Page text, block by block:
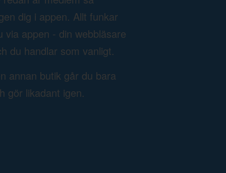
dig i appen. Allt funkar
via appen - din webbläsare
du handlar som vanligt.
annan butik går du bara
gör likadant igen.